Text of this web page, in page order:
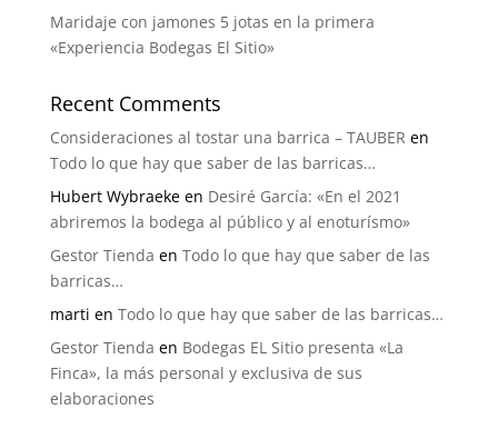
Maridaje con jamones 5 jotas en la primera
«Experiencia Bodegas El Sitio»
Recent Comments
Consideraciones al tostar una barrica – TAUBER en
Todo lo que hay que saber de las barricas…
Hubert Wybraekeen Desiré García: «En el 2021
abriremos la bodega al público y al enoturísmo»
Gestor Tienda en Todo lo que hay que saber de las
barricas…
marti en Todo lo que hay que saber de las barricas…
Gestor Tienda en Bodegas EL Sitio presenta «La
Finca», la más personal y exclusiva de sus
elaboraciones